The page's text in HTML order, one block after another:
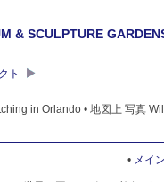
& SCULPTURE
ト
in Orlando • 地図上 写真
• メイ